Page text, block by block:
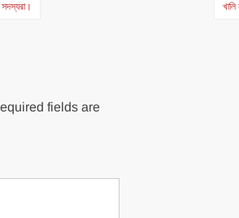
fields are